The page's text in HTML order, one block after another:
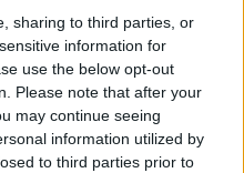
sharing to third parties, or
information for
use the below opt-out
Please note that after your
may continue seeing
information utilized by
to third parties prior to
#stroke#rákbetegség
#herpesz